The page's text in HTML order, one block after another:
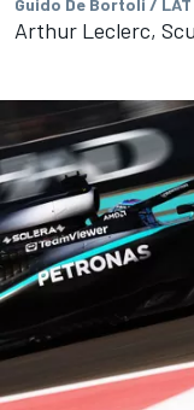
Arthur Leclerc,